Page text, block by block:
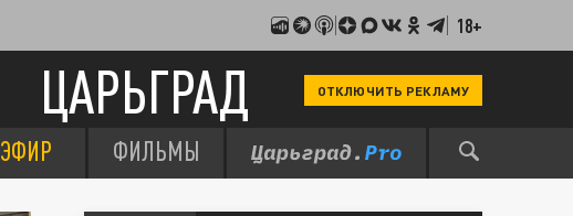
18+
ЦАРЬГРАД ОТКЛЮЧИТЬ РЕКЛАМУ
ЭФИР ФИЛЬМЫ